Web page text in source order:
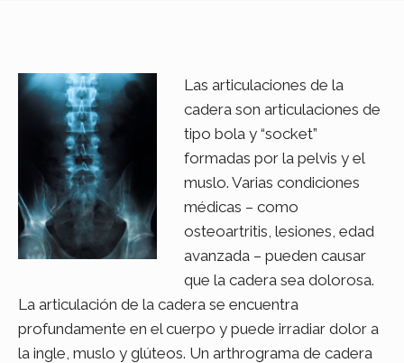
Las articulaciones de la
cadera son articulaciones de
tipo bola y “socket”
formadas por la pelvis y el
muslo. Varias condiciones
médicas – como
osteoartritis, lesiones, edad
avanzada – pueden causar
que la cadera sea dolorosa.
La articulación de la cadera se encuentra
profundamente en el cuerpo y puede irradiar dolor a
la ingle, muslo y glúteos. Un arthrograma de cadera